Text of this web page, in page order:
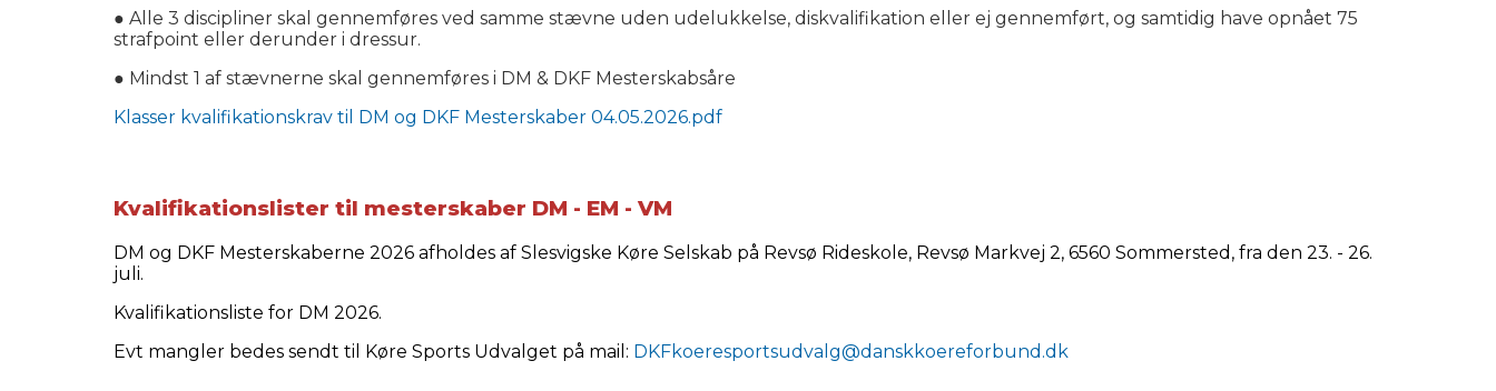
● Alle 3 discipliner skal gennemføres ved samme stævne uden udelukkelse, diskvalifikation eller ej gennemført, og samtidig have opnået 75
strafpoint eller derunder i dressur.
● Mindst 1 af stævnerne skal gennemføres i DM & DKF Mesterskabsåre
Klasser kvalifikationskrav til DM og DKF Mesterskaber 04.05.2026.pdf
Kvalifikationslister til mesterskaber DM - EM - VM
DM og DKF Mesterskaberne 2026 afholdes af Slesvigske Køre Selskab på Revsø Rideskole, Revsø Markvej 2, 6560 Sommersted, fra den 23. - 26.
juli.
Kvalifikationsliste for DM 2026.
Evt mangler bedes sendt til Køre Sports Udvalget på mail: DKFkoeresportsudvalg@danskkoereforbund.dk